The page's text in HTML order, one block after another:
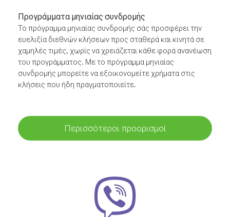
Προγράμματα μηνιαίας συνδρομής
Το πρόγραμμα μηνιαίας συνδρομής σάς προσφέρει την
ευελιξία διεθνών κλήσεων προς σταθερά και κινητά σε
χαμηλές τιμές, χωρίς να χρειάζεται κάθε φορά ανανέωση
του προγράμματος. Με το πρόγραμμα μηνιαίας
συνδρομής μπορείτε να εξοικονομείτε χρήματα στις
κλήσεις που ήδη πραγματοποιείτε.
Περισσότεροι προορισμοί